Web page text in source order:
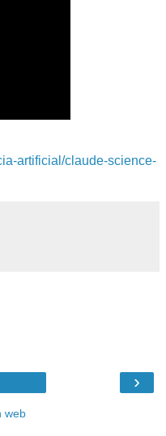
artificial/claude-science-
›
web